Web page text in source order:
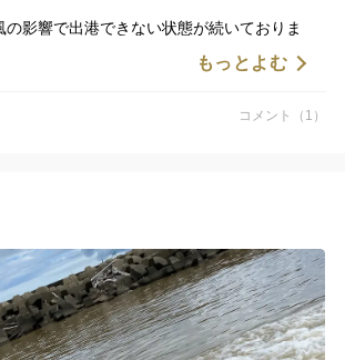
影響で出港できない状態が続いておりま
客様には大変ご迷惑をおかけしております。
もっとよむ
コメント（1）